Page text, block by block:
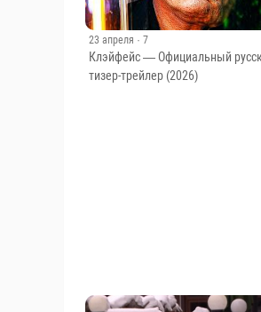
23 апреля · 7
Клэйфейс — Официальный
тизер-трейлер (2026)